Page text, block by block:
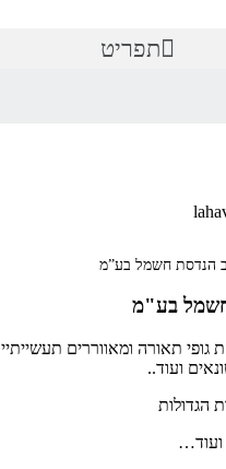
תפריט
הנדסת חשמל בע”מ
בע"מ
גופי תאורה ומאווררים
ועוד..
הגדולות